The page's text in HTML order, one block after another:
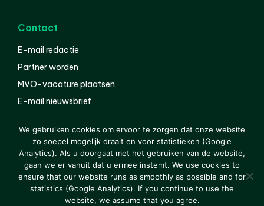
Contact
E-mail redactie
Partner worden
MVO-vacature plaatsen
E-mail nieuwsbrief
© 2000-2026 Van der Molen EIS Colofon
Disclaimer
Privacy
We gebruiken cookies om ervoor te zorgen dat onze website
zo soepel mogelijk draait en voor statistieken (Google
Analytics). Als u doorgaat met het gebruiken van de website,
gaan we er vanuit dat u ermee instemt. We use cookies to
ensure that our website runs as smoothly as possible and for
statistics (Google Analytics). If you continue to use the
website, we assume that you agree.